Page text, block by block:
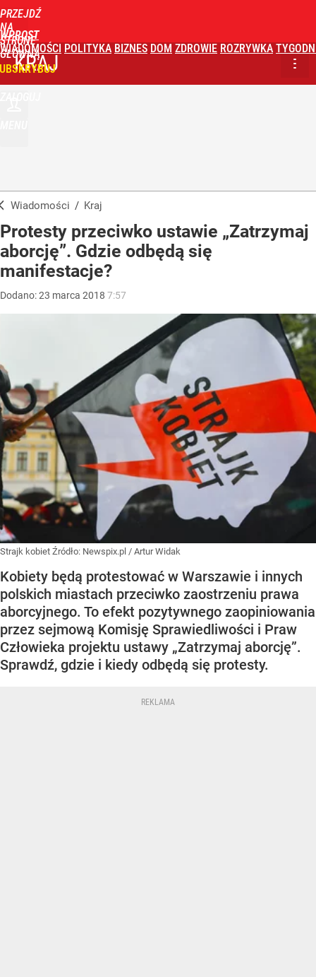
PRZEJDŹ
NA
STRONĘ
GŁÓWNĄ
WPROST
WIADOMOŚCI POLITYKA BIZNES DOM ZDROWIE ROZRYWKA
KRAJ
Wiadomości / Kraj
Protesty przeciwko ustawie „Zatrzymaj
aborcję”. Gdzie odbędą się
manifestacje?
Dodano:23 marca 2018 7:57
Strajk kobiet Źródło: Newspix.pl / Artur Widak
Kobiety będą protestować w Warszawie i innych
polskich miastach przeciwko zaostrzeniu prawa
aborcyjnego. To efekt pozytywnego zaopiniowania
przez sejmową Komisję Sprawiedliwości i Praw
Człowieka projektu ustawy „Zatrzymaj aborcję”.
Sprawdź, gdzie i kiedy odbędą się protesty.